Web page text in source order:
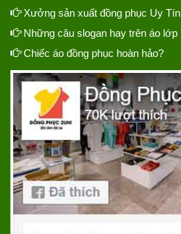
Xưởng sản xuất đồng phục Uy Tín
Những câu slogan hay trên áo lớp
Chiếc áo đồng phục hoàn hảo?